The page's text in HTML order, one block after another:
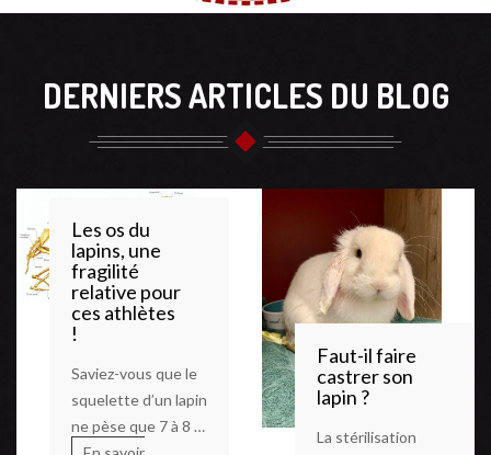
DERNIERS ARTICLES DU BLOG
Les os du
lapins, une
fragilité
relative pour
ces athlètes
!
Saviez-vous que le
squelette d’un lapin
ne pèse que 7 à 8 %
Faut-il faire
castrer son
lapin ?
La stérilisation